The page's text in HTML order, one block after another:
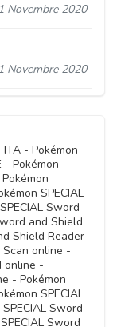
Novembre 2020
Novembre 2020
- Pokémon
- Pokémon
SPECIAL
Sword
and Shield
Shield Reader
Scan online -
online -
- Pokémon
SPECIAL
Sword
Sword